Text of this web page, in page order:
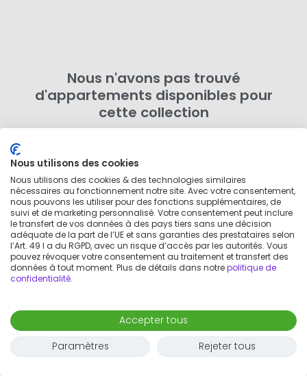
Nous n'avons pas trouvé
d'appartements disponibles pour
cette collection
Autrement, rechercher plus de logements dans cette
zoneen dehors de cette collection.
Nous utilisons des cookies
Nous utilisons des cookies & des technologies similaires
nécessaires au fonctionnement notre site. Avec votre consentement,
nous pouvons les utiliser pour des fonctions supplémentaires, de
suivi et de marketing personnalisé. Votre consentement peut inclure
le transfert de vos données à des pays tiers sans une décision
adéquate de la part de l’UE et sans garanties des prestataires selon
l’Art. 49 I a du RGPD, avec un risque d’accès par les autorités. Vous
pouvez révoquer votre consentement au traitement et transfert des
données à tout moment. Plus de détails dans notrepolitique de
confidentialité.
Accepter tous
Paramètres
Rejeter tous